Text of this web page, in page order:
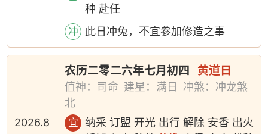
种 赴任
冲 此日冲兔，不宜参加修造之事
2026.8
农历二零二六年七月初四 黄道日
值神：司命 建星：满日
冲煞：冲龙煞
北
宜
纳采 订盟 开光 出行 解除 安香 出火